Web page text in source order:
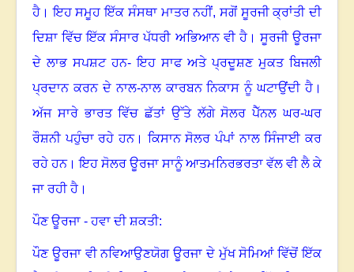
ਹੈ ।ਇਹ ਸਮੂਹ ਇੱਕ ਸੰਸਥਾ ਮਾਤਰ ਨਹੀਂ, ਸਗੋਂ ਸੂਰਜੀ ਕ੍ਰਾਂਤੀ ਦੀ
ਦਿਸ਼ਾ ਵਿੱਚ ਇੱਕ ਸੰਸਾਰ ਪੱਧਰੀ ਅਭਿਆਨ ਵੀ ਹੈ। ਸੂਰਜੀ ਊਰਜਾ
ਦੇ ਲਾਭ ਸਪਸ਼ਟ ਹਨ- ਇਹ ਸਾਫ ਅਤੇ ਪ੍ਰਦੂਸ਼ਣ ਮੁਕਤ ਬਿਜਲੀ
ਪ੍ਰਦਾਨ ਕਰਨ ਦੇ ਨਾਲ-ਨਾਲ ਕਾਰਬਨ ਨਿਕਾਸ ਨੂੰ ਘਟਾਉਂਦੀ ਹੈ ।
ਅੱਜ ਸਾਰੇ ਭਾਰਤ ਵਿੱਚ ਛੱਤਾਂ ਉੱਤੇ ਲੱਗੇ ਸੋਲਰ ਪੈੱਨਲ ਘਰ-ਘਰ
ਰੌਸ਼ਨੀ ਪਹੁੰਚਾ ਰਹੇ ਹਨ। ਕਿਸਾਨ ਸੋਲਰ ਪੰਪਾਂ ਨਾਲ ਸਿੰਜਾਈ ਕਰ
ਰਹੇ ਹਨ।ਇਹ ਸੋਲਰ ਊਰਜਾ ਸਾਨੂੰ ਆਤਮਨਿਰਭਰਤਾ ਵੱਲ ਵੀ ਲੈ ਕੇ
ਜਾ ਰਹੀ ਹੈ ।
ਪੌਣ ਊਰਜਾ - ਹਵਾ ਦੀ ਸ਼ਕਤੀ:
ਪੌਣ ਊਰਜਾ ਵੀ ਨਵਿਆਉਣਯੋਗ ਊਰਜਾ ਦੇ ਮੁੱਖ ਸੋਮਿਆਂ ਵਿੱਚੋਂ ਇੱਕ